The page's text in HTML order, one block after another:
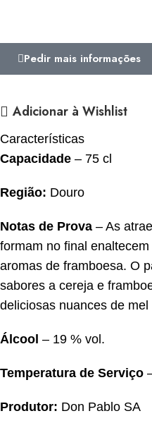
Pedir mais informações
Adicionar à Wishlist
Características
Capacidade – 75 cl
Região: Douro
Notas de Prova – As
formam no final
aromas de framboesa. O
sabores a cereja e
deliciosas nuances de mel
Álcool – 19 % vol.
Temperatura de Serviço
Produtor: Don Pablo SA